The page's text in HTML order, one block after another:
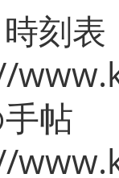
刻表
帖